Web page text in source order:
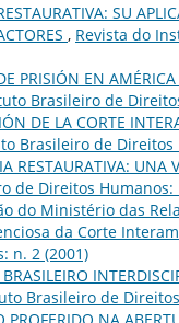
SU
, Revista do
PRISIÓN EN
Brasileiro de
DE LA CORTE
Brasileiro de Direitos
RESTAURATIVA: UNA
de Direitos Humanos:
do Ministério das
da Corte
n. 2 (2001)
Brasileiro de
PROFERIDO NA